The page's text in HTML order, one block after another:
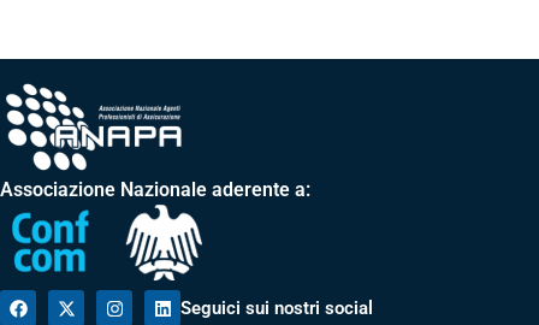
Associazione Nazionale aderente a:
Seguici sui nostri social